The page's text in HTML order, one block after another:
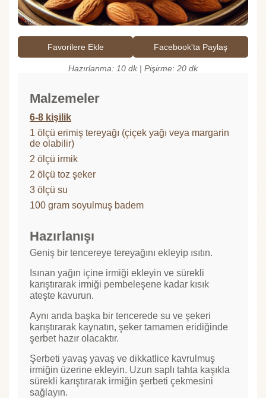
Favorilere Ekle Facebook'ta Paylaş
Hazırlanma: 10 dk | Pişirme: 20 dk
Malzemeler
6-8 kişilik
1 ölçü erimiş tereyağı (çiçek yağı veya margarin
de olabilir)
2 ölçü irmik
2 ölçü toz şeker
3 ölçü su
100 gram soyulmuş badem
Hazırlanışı
Geniş bir tencereye tereyağını ekleyip ısıtın.
Isınan yağın içine irmiği ekleyin ve sürekli
karıştırarak irmiği pembeleşene kadar kısık
ateşte kavurun.
Aynı anda başka bir tencerede su ve şekeri
karıştırarak kaynatın, şeker tamamen eridiğinde
şerbet hazır olacaktır.
Şerbeti yavaş yavaş ve dikkatlice kavrulmuş
irmiğin üzerine ekleyin. Uzun saplı tahta kaşıkla
sürekli karıştırarak irmiğin şerbeti çekmesini
sağlayın.